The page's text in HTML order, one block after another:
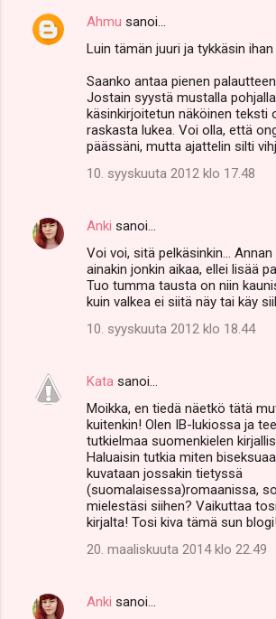
Ahmu sanoi…
Luin tämän juuri ja tykkäsin
Saanko antaa pienen
Jostain syystä mustalla
käsinkirjoitetun näköinen teksti
raskasta lukea. Voi olla, että
päässäni, mutta ajattelin silti
10. syyskuuta 2012 klo 17.48
Anki sanoi…
Voi voi, sitä pelkäsinkin...
ainakin jonkin aikaa, ellei lisää
Tuo tumma tausta on niin
kuin valkea ei siitä näy tai käy
10. syyskuuta 2012 klo 18.44
Kata sanoi…
Moikka, en tiedä näetkö tätä
kuitenkin! Olen IB-lukiossa ja
tutkielmaa suomenkielen
Haluaisin tutkia miten
kuvataan jossakin tietyssä
(suomalaisessa)romaanissa,
mielestäsi siihen? Vaikuttaa
kirjalta! Tosi kiva tämä sun
20. maaliskuuta 2014 klo 22.49
Anki sanoi…